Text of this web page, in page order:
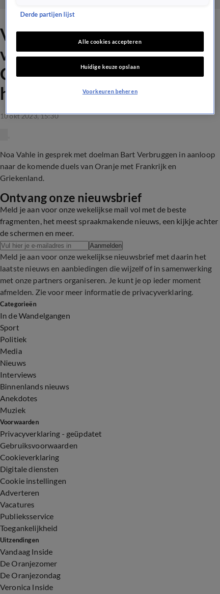
Verbruggen voelt zich klaar
voor een basisplaats bij
Oranje: 'Omdat ik het niveau
heb'
10 okt 2023, 15:30
Noa Vahle in gesprek met doelman Bart Verbruggen in aanloop
naar de komende duels van Oranje met Frankrijk en
Griekenland.
Ontvang onze nieuwsbrief
Meld je aan voor onze wekelijkse mail vol met de beste
fragmenten, het meest spraakmakende nieuws, een kijkje achter
de schermen en meer.
Aanmelden
Meld je aan voor onze wekelijkse nieuwsbrief met daarin het
laatste nieuws en aanbiedingen die wijzelf of in samenwerking
met onze partners organiseren. Je kunt je op ieder moment
afmelden. Zie voor meer informatie de privacyverklaring.
Categorieën
In de Wandelgangen
Sport
Politiek
Media
Nieuws
Interviews
Binnenlands nieuws
Anekdotes
Muziek
Voorwaarden
Privacyverklaring - geüpdatet
Gebruiksvoorwaarden
Cookieverklaring
Digitale diensten
Cookie instellingen
Adverteren
Vacatures
Publieksservice
Toegankelijkheid
Uitzendingen
Vandaag Inside
De Oranjezomer
De Oranjezondag
Veronica Inside
Derde partijen lijst
Alle cookies accepteren
Huidige keuze opslaan
Voorkeuren beheren